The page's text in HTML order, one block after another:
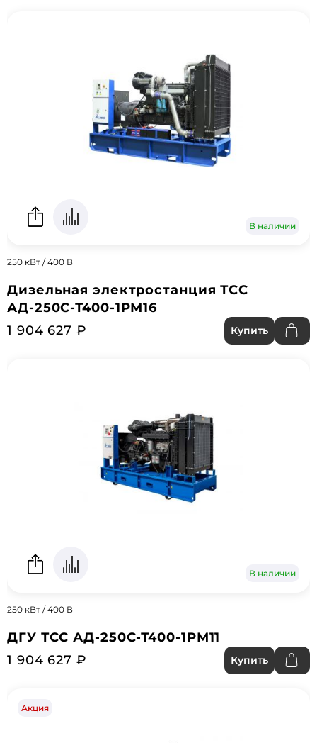
В наличии
250 кВт / 400 В
Дизельная электростанция ТСС
АД-250С-Т400-1РМ16
1 904 627 ₽
Купить
В наличии
250 кВт / 400 В
ДГУ ТСС АД-250С-Т400-1РМ11
1 904 627 ₽
Купить
Акция